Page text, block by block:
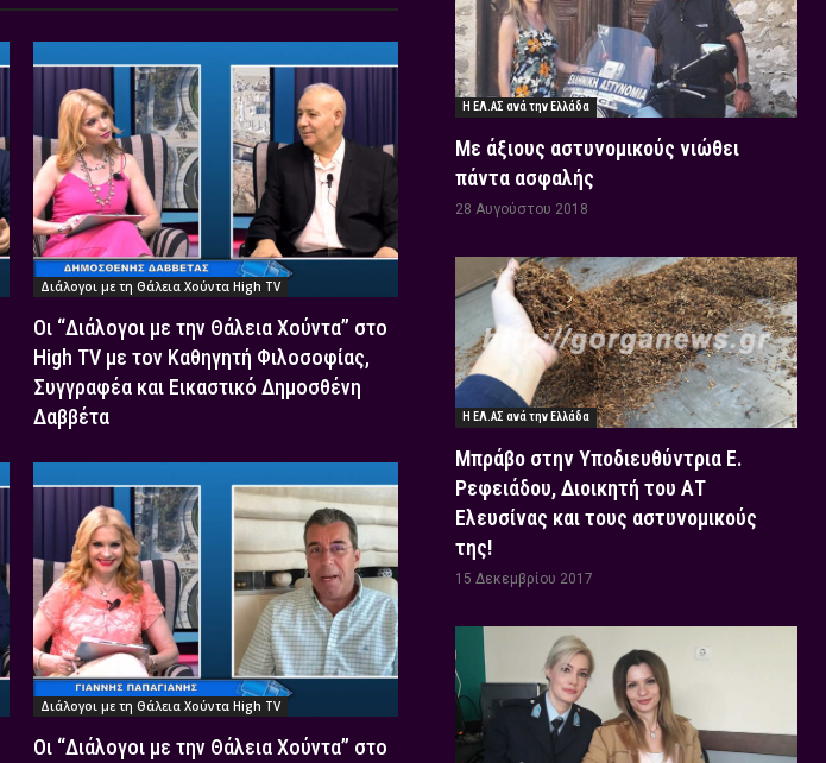
Διάλογοι με τη Θάλεια Χούντα High TV
Οι “Διάλογοι με την Θάλεια Χούντα” στο
High TV με τον Καθηγητή Φιλοσοφίας,
Συγγραφέα και Εικαστικό Δημοσθένη
Δαββέτα
Διάλογοι με τη Θάλεια Χούντα High TV
Οι “Διάλογοι με την Θάλεια Χούντα” στο
Η ΕΛ.ΑΣ ανά την Ελλάδα
Με άξιους αστυνομικούς νιώθει
πάντα ασφαλής
28 Αυγούστου 2018
Η ΕΛ.ΑΣ ανά την Ελλάδα
Μπράβο στην Υποδιευθύντρια Ε.
Ρεφειάδου, Διοικητή του ΑΤ
Ελευσίνας και τους αστυνομικούς
της!
15 Δεκεμβρίου 2017